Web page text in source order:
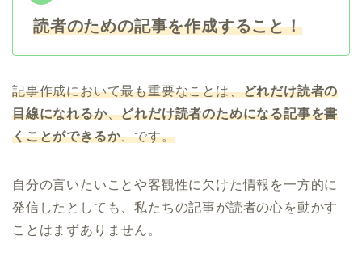
読者のための記事を作成すること！
記事作成において最も重要なことは、どれだけ読者の
目線になれるか、どれだけ読者のためになる記事を書
くことができるか、です。
自分の言いたいことや客観性に欠けた情報を一方的に
発信したとしても、私たちの記事が読者の心を動かす
ことはまずありません。